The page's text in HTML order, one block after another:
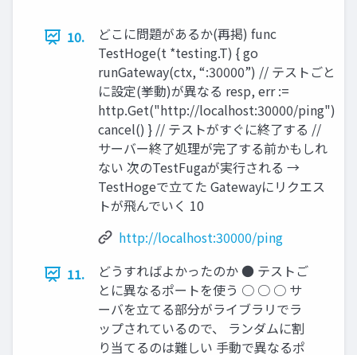
10.
どこに問題があるか(再掲) func
TestHoge(t *testing.T) { go
runGateway(ctx, “:30000”) // テストごと
に設定(挙動)が異なる resp, err :=
http.Get("http://localhost:30000/ping")
cancel() } // テストがすぐに終了する //
サーバー終了処理が完了する前かもしれ
ない 次のTestFugaが実行される →
TestHogeで立てた Gatewayにリクエス
トが飛んでいく 10
http://localhost:30000/ping
11.
どうすればよかったのか ● テストご
とに異なるポートを使う ○ ○ ○ サ
ーバを立てる部分がライブラリでラ
ップされているので、 ランダムに割
り当てるのは難しい 手動で異なるポ